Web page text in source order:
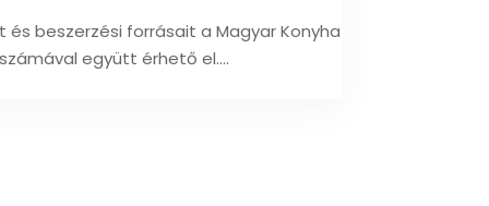
beszerzési forrásait a Magyar Konyha
együtt érhető el....